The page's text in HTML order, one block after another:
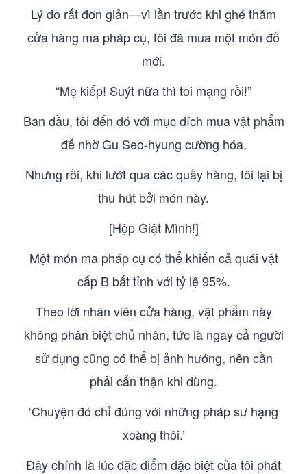
Lý do rất đơn giản—vì lần trước khi ghé thăm
cửa hàng ma pháp cụ, tôi đã mua một món đồ
mới.
“Mẹ kiếp! Suýt nữa thì toi mạng rồi!”
Ban đầu, tôi đến đó với mục đích mua vật phẩm
để nhờ Gu Seo-hyung cường hóa.
Nhưng rồi, khi lướt qua các quầy hàng, tôi lại bị
thu hút bởi món này.
[Hộp Giật Mình!]
Một món ma pháp cụ có thể khiến cả quái vật
cấp B bất tỉnh với tỷ lệ 95%.
Theo lời nhân viên cửa hàng, vật phẩm này
không phân biệt chủ nhân, tức là ngay cả người
sử dụng cũng có thể bị ảnh hưởng, nên cần
phải cẩn thận khi dùng.
‘Chuyện đó chỉ đúng với những pháp sư hạng
xoàng thôi.’
Đây chính là lúc đặc điểm đặc biệt của tôi phát